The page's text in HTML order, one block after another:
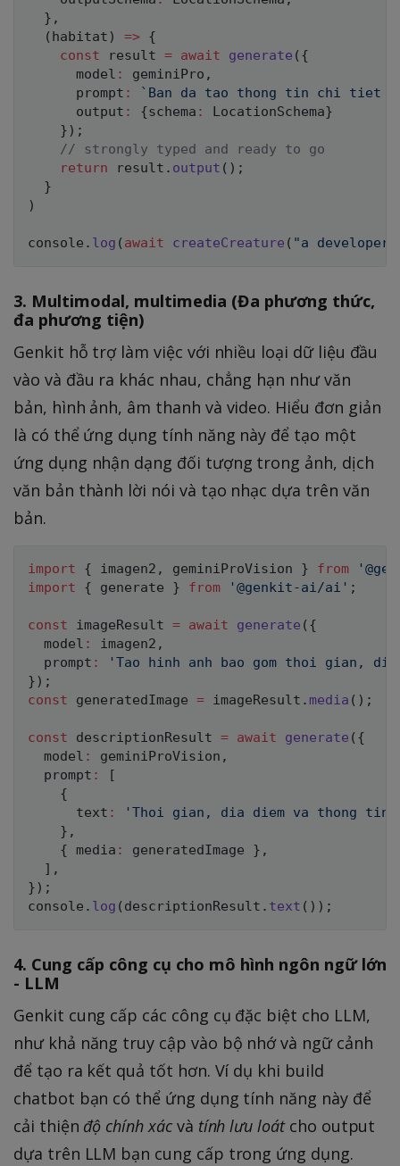
} ,
( habitat ) => {
const result = await generate ( {
      model
: geminiPro ,
      prompt
: ` Ban da tao thong tin chi tiet
      output
: {schema : LocationSchema}
} ) ;
// strongly typed and ready to go
return result . output ( ) ;
}
)
console . log ( await createCreature ( "a developer
3. Multimodal, multimedia (Đa phương thức,
đa phương tiện)
Genkit hỗ trợ làm việc với nhiều loại dữ liệu đầu
vào và đầu ra khác nhau, chẳng hạn như văn
bản, hình ảnh, âm thanh và video. Hiểu đơn giản
là có thể ứng dụng tính năng này để tạo một
ứng dụng nhận dạng đối tượng trong ảnh, dịch
văn bản thành lời nói và tạo nhạc dựa trên văn
bản.
import { imagen2 , geminiProVision } from
import
{ generate } from '@genkit-ai/ai' ;
const imageResult = await generate ( {
  model
: imagen2 ,
  prompt
:
'Tao hinh anh bao gom thoi gian,
} ) ;
const generatedImage = imageResult . media ( ) ;
const descriptionResult = await generate ( {
  model
: geminiProVision ,
  prompt
:
[
{
      text
:
'Thoi gian, dia diem va thong
} ,
{ media : generatedImage } ,
] ,
} ) ;
console . log ( descriptionResult . text ( ) ) ;
4. Cung cấp công cụ cho mô hình ngôn ngữ lớn
- LLM
Genkit cung cấp các công cụ đặc biệt cho LLM,
như khả năng truy cập vào bộ nhớ và ngữ cảnh
để tạo ra kết quả tốt hơn. Ví dụ khi build
chatbot bạn có thể ứng dụng tính năng này để
cải thiện độ chính xácvà tính lưu loátcho output
dựa trên LLM bạn cung cấp trong ứng dụng.